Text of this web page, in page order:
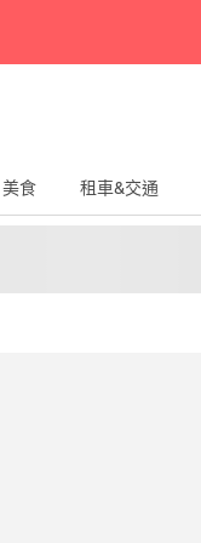
美食 租車&交通